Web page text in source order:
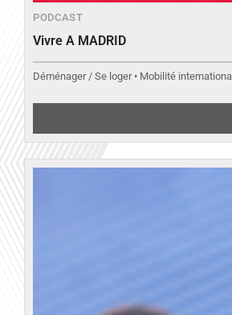
PODCAST
Vivre A MADRID
Déménager / Se loger • Mobilité